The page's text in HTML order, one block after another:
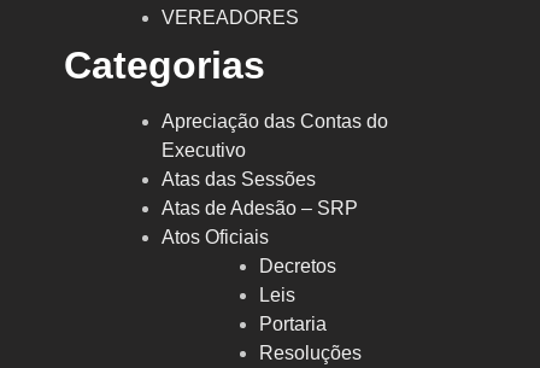
VEREADORES
Categorias
Apreciação das Contas do
Executivo
Atas das Sessões
Atas de Adesão – SRP
Atos Oficiais
Decretos
Leis
Portaria
Resoluções